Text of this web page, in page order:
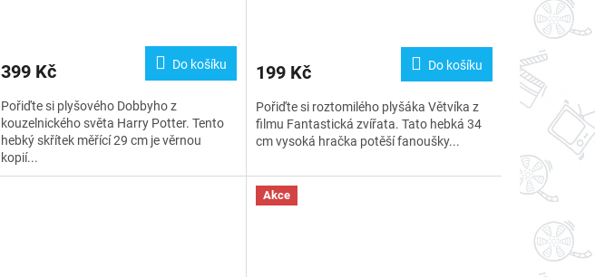
399 Kč Do košíku
Pořiďte si plyšového Dobbyho z
kouzelnického světa Harry Potter. Tento
hebký skřítek měřící 29 cm je věrnou
kopií...
199 Kč Do košíku
Pořiďte si roztomilého plyšáka Větvíka z
filmu Fantastická zvířata. Tato hebká 34
cm vysoká hračka potěší fanoušky...
Akce